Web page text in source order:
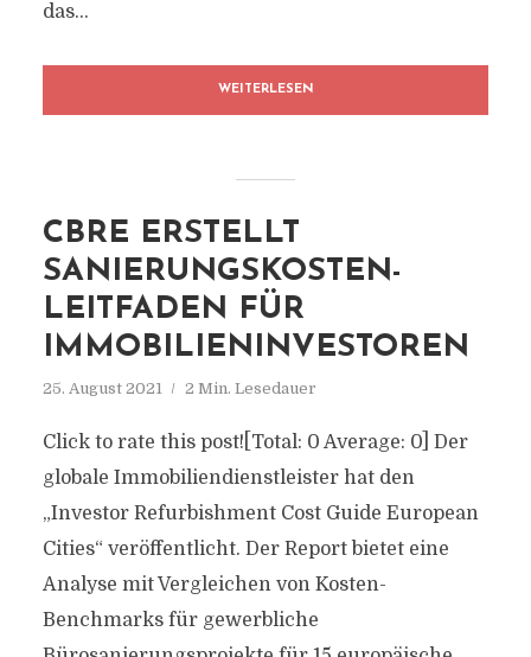
das...
WEITERLESEN
CBRE ERSTELLT
SANIERUNGSKOSTEN-
LEITFADEN FÜR
IMMOBILIENINVESTOREN
25. August 2021 2 Min. Lesedauer
Click to rate this post![Total: 0 Average: 0] Der
globale Immobiliendienstleister hat den
„Investor Refurbishment Cost Guide European
Cities“ veröffentlicht. Der Report bietet eine
Analyse mit Vergleichen von Kosten-
Benchmarks für gewerbliche